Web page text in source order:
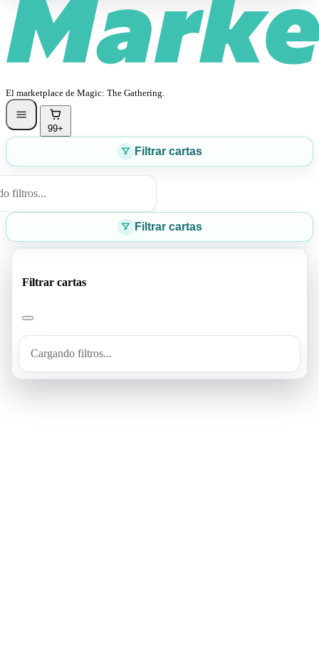
El marketplace de Magic: The Gathering.
99+
Filtrar cartas
filtros...
Filtrar cartas
Filtrar cartas
Cargando filtros...